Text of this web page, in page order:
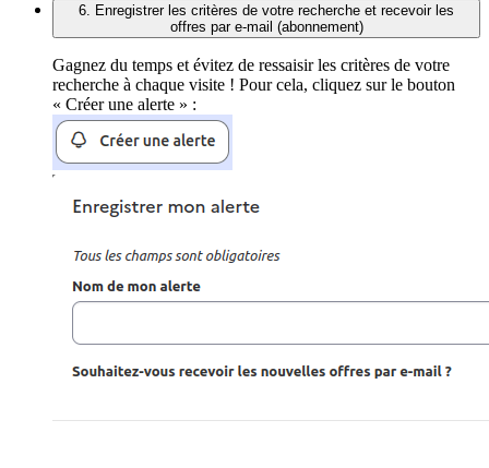
6. Enregistrer les critères de votre recherche et recevoir les
offres par e-mail (abonnement)
Gagnez du temps et évitez de ressaisir les critères de votre
recherche à chaque visite ! Pour cela, cliquez sur le bouton
« Créer une alerte » :